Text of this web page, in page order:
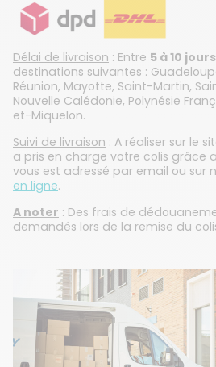
Délai de livraison : Entre 5 à 10
destinations suivantes :
Réunion, Mayotte, Saint-Martin,
Nouvelle Calédonie, Polynésie
et-Miquelon.
Suivi de livraison : A réaliser sur le
a pris en charge votre colis grâce
vous est adressé par email ou sur
en ligne.
A noter : Des frais de
demandés lors de la remise du